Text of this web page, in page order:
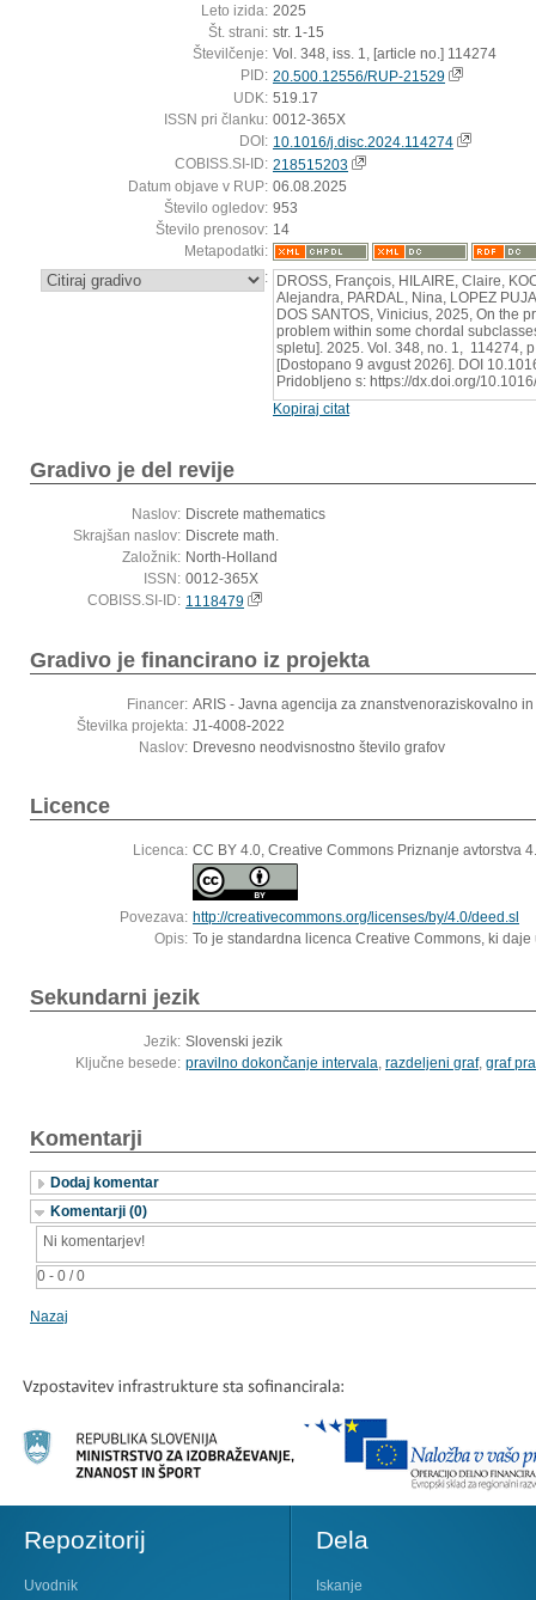
Leto izida: 2025
Št. strani: str. 1-15
Številčenje: Vol. 348, iss. 1, [article no.] 114274
PID: 20.500.12556/RUP-21529
UDK: 519.17
ISSN pri članku: 0012-365X
DOI: 10.1016/j.disc.2024.114274
COBISS.SI-ID: 218515203
Datum objave v RUP: 06.08.2025
Število ogledov: 953
Število prenosov: 14
Metapodatki:
: DROSS, François, HILAIRE, Claire,
Alejandra, PARDAL, Nina, LOPEZ
DOS SANTOS, Vinicius, 2025, On the
problem within some chordal
spletu]. 2025. Vol. 348, no. 1, 114274,
[Dostopano 9 avgust 2026]. DOI
Pridobljeno s: https://dx.doi.org/
Kopiraj citat
Gradivo je del revije
Naslov: Discrete mathematics
Skrajšan naslov: Discrete math.
Založnik: North-Holland
ISSN: 0012-365X
COBISS.SI-ID: 1118479
Gradivo je financirano iz projekta
Financer: ARIS - Javna agencija za znanstvenoraziskovalno
Številka projekta: J1-4008-2022
Naslov: Drevesno neodvisnostno število grafov
Licence
Licenca: CC BY 4.0, Creative Commons Priznanje avtorstva
Povezava: http://creativecommons.org/licenses/by/4.0/deed.sl
Opis: To je standardna licenca Creative Commons, ki
Sekundarni jezik
Jezik: Slovenski jezik
Ključne besede: pravilno dokončanje intervala, razdeljeni graf, graf
Komentarji
Dodaj komentar
Komentarji (0)
0 - 0 / 0
Ni komentarjev!
Nazaj
Repozitorij
Uvodnik
Dela
Iskanje